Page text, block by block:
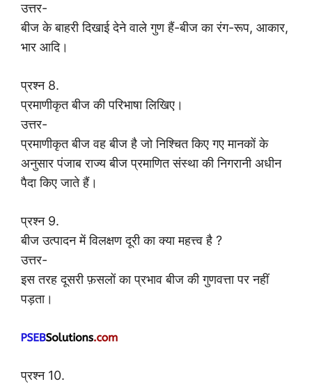
उत्तर-
बीज के बाहरी दिखाई देने वाले गुण हैं-बीज का रंग-रूप, आकार,
भार आदि।
प्रश्न 8.
प्रमाणीकृत बीज की परिभाषा लिखिए।
उत्तर-
प्रमाणीकृत बीज वह बीज है जो निश्चित किए गए मानकों के
अनुसार पंजाब राज्य बीज प्रमाणित संस्था की निगरानी अधीन
पैदा किए जाते हैं।
प्रश्न 9.
बीज उत्पादन में विलक्षण दूरी का क्या महत्त्व है ?
उत्तर-
इस तरह दूसरी फ़सलों का प्रभाव बीज की गुणवत्ता पर नहीं
पड़ता।
प्रश्न 10.